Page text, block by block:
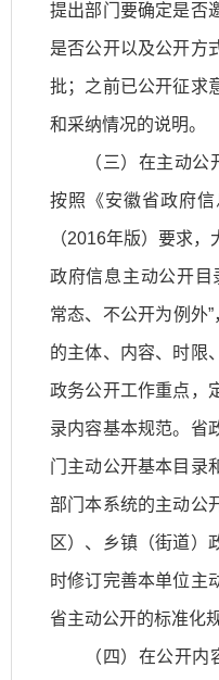
提出部门要确定是否
是否公开以及公开方
批；之前已公开征求
和采纳情况的说明。
（三）在主动公
按照《安徽省政府信
（2016年版）要求
政府信息主动公开目
常态、不公开为例外
的主体、内容、时限
政务公开工作重点，
录内容基本规范。省
门主动公开基本目录
部门本系统的主动公
区）、乡镇（街道）
时修订完善本单位主
省主动公开的标准化
（四）在公开内